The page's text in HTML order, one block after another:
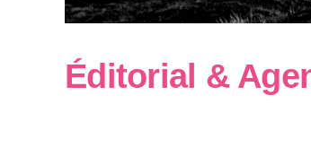
Éditorial &